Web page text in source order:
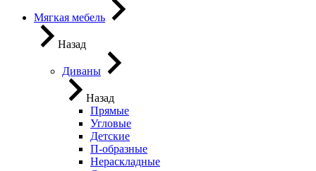
Мягкая мебель
Назад
Диваны
Назад
Прямые
Угловые
Детские
П-образные
Нераскладные